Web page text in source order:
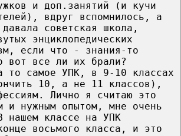
и доп.занятий (и кучи
вдруг вспомнилось, а
советская школа,
энциклопедических
если что - знания-то
вот все ли их брали?
то самое УПК, в 9-10 классах
10, а не 11 классов),
Лично я считаю это
и нужным опытом, мне очень
нашем классе на УПК
восьмого класса, и это